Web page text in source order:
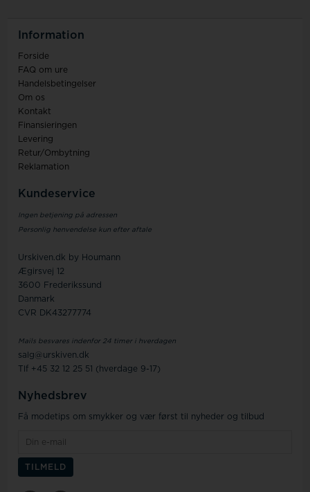
Information
Forside
FAQ om ure
Handelsbetingelser
Om os
Kontakt
Finansieringen
Levering
Retur/Ombytning
Reklamation
Kundeservice
Ingen betjening på adressen
Personlig henvendelse kun efter aftale
Urskiven.dk by Houmann
Ægirsvej 12
3600 Frederikssund
Danmark
CVR DK43277774
Mails besvares indenfor 24 timer i hverdagen
salg@urskiven.dk
Tlf +45 32 12 25 51 (hverdage 9-17)
Nyhedsbrev
Få modetips om smykker og vær først til nyheder og tilbud